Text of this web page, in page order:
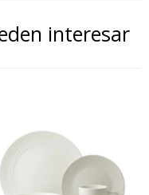
interesar